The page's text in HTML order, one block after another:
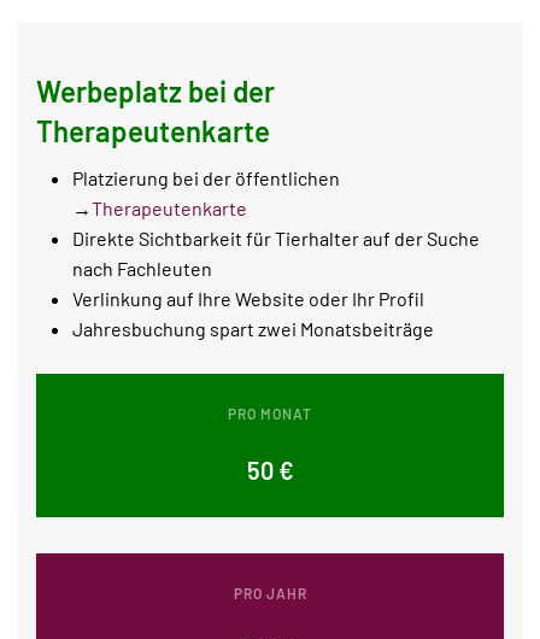
Werbeplatz bei der
Therapeutenkarte
Platzierung bei der öffentlichen
→Therapeutenkarte
Direkte Sichtbarkeit für Tierhalter auf der Suche
nach Fachleuten
Verlinkung auf Ihre Website oder Ihr Profil
Jahresbuchung spart zwei Monatsbeiträge
PRO MONAT
50 €
PRO JAHR